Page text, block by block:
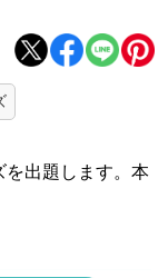
を出題します。本